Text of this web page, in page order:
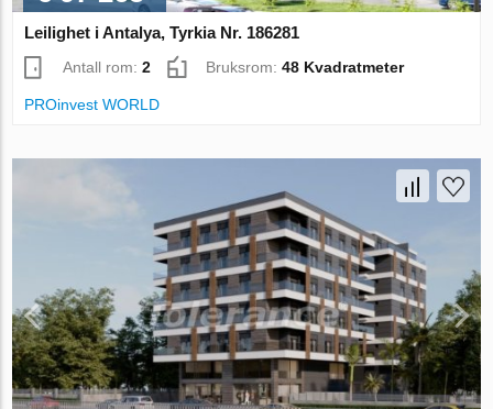
Leilighet i Antalya, Tyrkia Nr. 186281
Antall rom:2 Bruksrom:48 Kvadratmeter
PROinvest WORLD